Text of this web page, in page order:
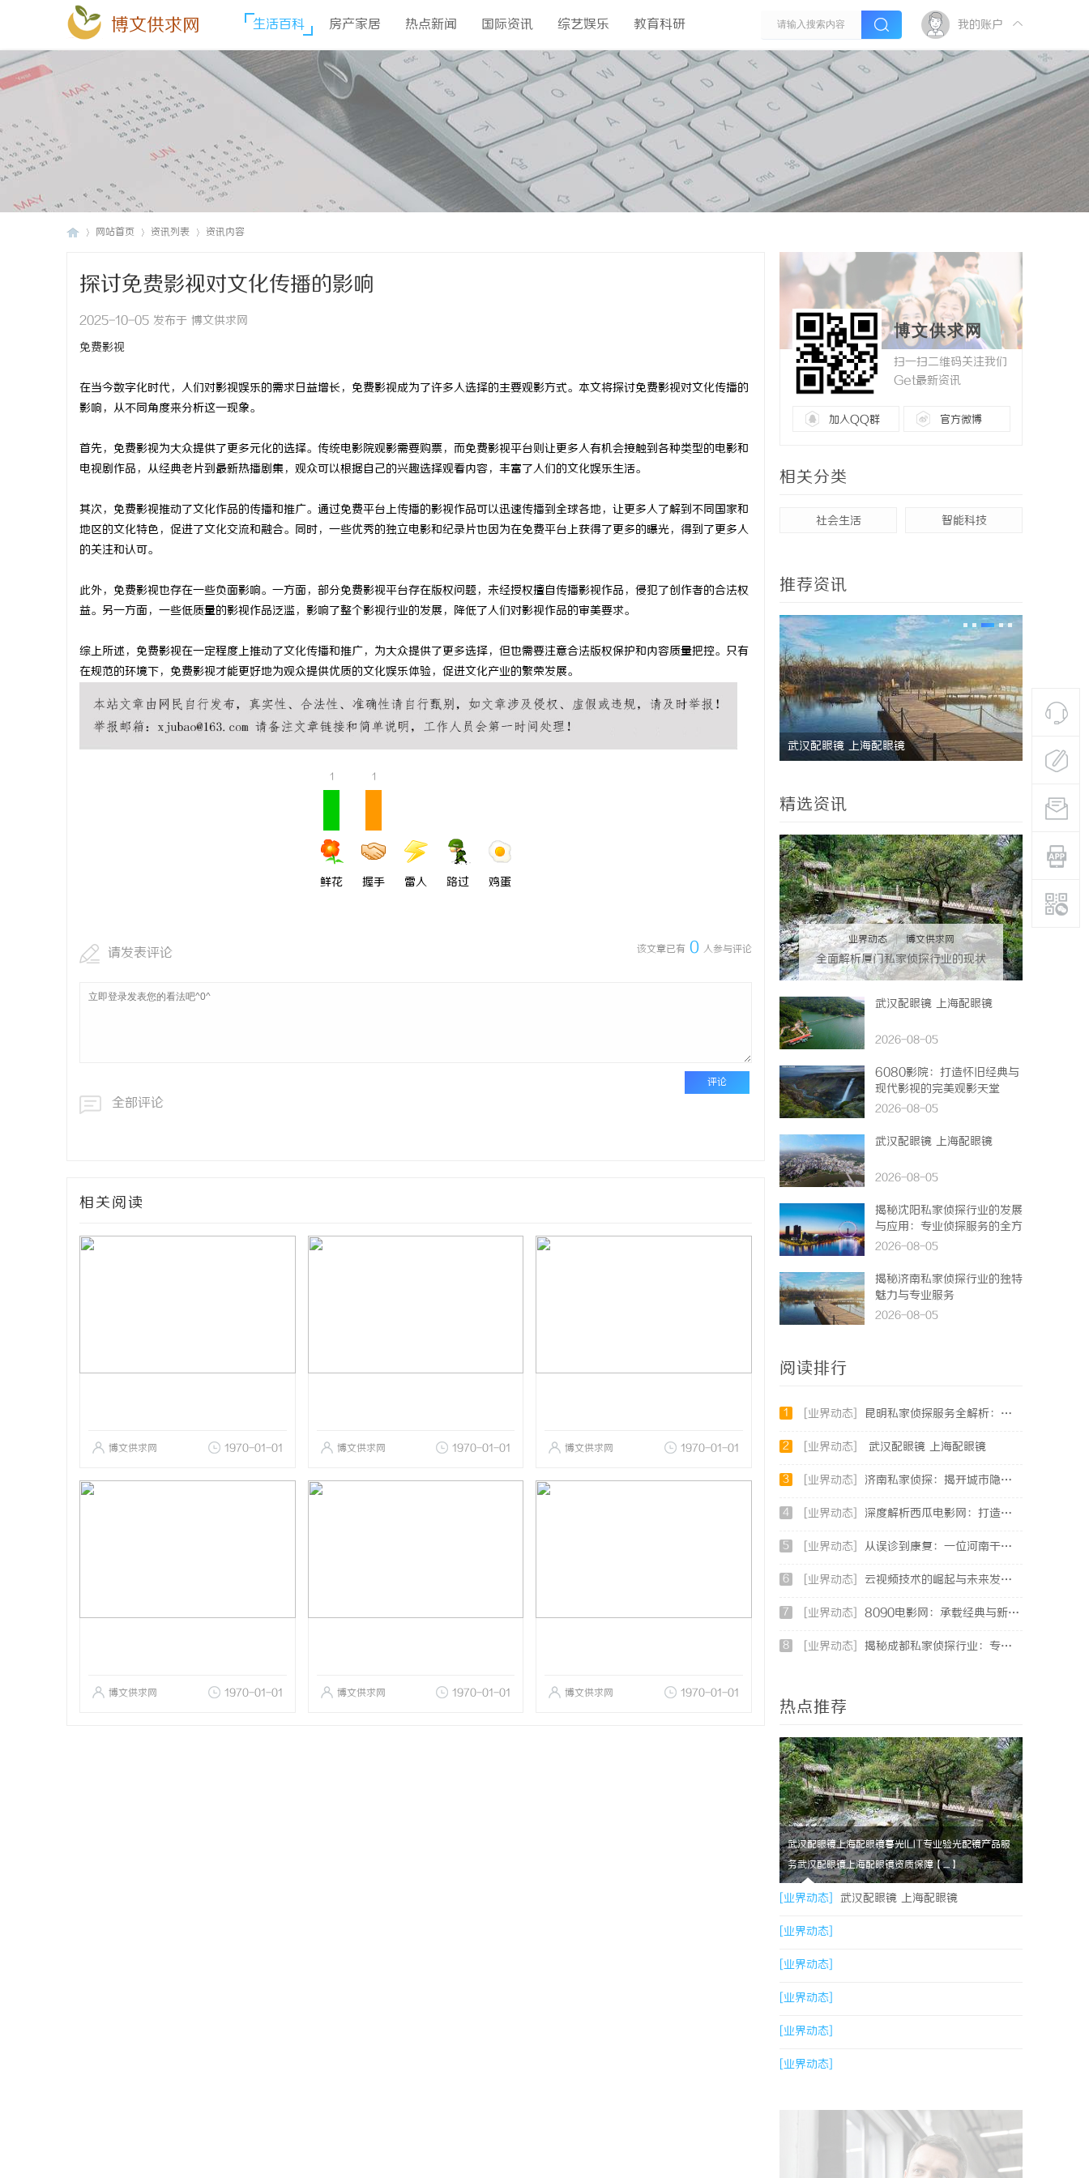
博文供求网 生活百科 房产家居 热点新闻 国际资讯 综艺娱乐 教育科研 我的账户
网站首页 资讯列表 资讯内容
探讨免费影视对文化传播的影响
2025-10-05 发布于 博文供求网
免费影视
在当今数字化时代，人们对影视娱乐的需求日益增长，免费影视成为了许多人选择的主要观影方式。本文将探讨免费影视对文化传播的
影响，从不同角度来分析这一现象。
首先，免费影视为大众提供了更多元化的选择。传统电影院观影需要购票，而免费影视平台则让更多人有机会接触到各种类型的电影和
电视剧作品，从经典老片到最新热播剧集，观众可以根据自己的兴趣选择观看内容，丰富了人们的文化娱乐生活。
其次，免费影视推动了文化作品的传播和推广。通过免费平台上传播的影视作品可以迅速传播到全球各地，让更多人了解到不同国家和
地区的文化特色，促进了文化交流和融合。同时，一些优秀的独立电影和纪录片也因为在免费平台上获得了更多的曝光，得到了更多人
的关注和认可。
此外，免费影视也存在一些负面影响。一方面，部分免费影视平台存在版权问题，未经授权擅自传播影视作品，侵犯了创作者的合法权
益。另一方面，一些低质量的影视作品泛滥，影响了整个影视行业的发展，降低了人们对影视作品的审美要求。
综上所述，免费影视在一定程度上推动了文化传播和推广，为大众提供了更多选择，但也需要注意合法版权保护和内容质量把控。只有
在规范的环境下，免费影视才能更好地为观众提供优质的文化娱乐体验，促进文化产业的繁荣发展。
1
鲜花
1
握手 雷人 路过 鸡蛋
该文章已有 0 人参与评论
请发表评论
评论
全部评论
相关阅读
博文供求网 1970-01-01 博文供求网 1970-01-01 博文供求网 1970-01-01
博文供求网 1970-01-01 博文供求网 1970-01-01 博文供求网 1970-01-01
博文供求网
扫一扫二维码关注我们
Get最新资讯
加入QQ群 官方微博
相关分类
社会生活 智能科技
推荐资讯
武汉配眼镜 上海配眼镜 决胜高端博弈：北京知识产权律师在疑难复杂 武汉配眼镜 上海配眼镜 揭秘昆明
分析
精选资讯
业界动态 | 博文供求网
全面解析厦门私家侦探行业的现状
与发展趋势
武汉配眼镜 上海配眼镜
2026-08-05
6080影院：打造怀旧经典与
现代影视的完美观影天堂
2026-08-05
武汉配眼镜 上海配眼镜
2026-08-05
揭秘沈阳私家侦探行业的发展
与应用：专业侦探服务的全方
位解析
2026-08-05
揭秘济南私家侦探行业的独特
魅力与专业服务
2026-08-05
阅读排行
1 [业界动态] 昆明私家侦探服务全解析：专业侦查助您解决疑难问题
2 [业界动态] 武汉配眼镜 上海配眼镜
3 [业界动态] 济南私家侦探：揭开城市隐秘真相的幕后英雄
4 [业界动态] 深度解析西瓜电影网：打造优质影视平台的新典范
5 [业界动态] 从误诊到康复：一位河南干燥综合征患者的艰辛求医路
6 [业界动态] 云视频技术的崛起与未来发展趋势全面解析
7 [业界动态] 8090电影网：承载经典与新潮影视的最佳观影平台
8 [业界动态] 揭秘成都私家侦探行业：专业服务与法律边界详解
热点推荐
武汉配眼镜上海配眼镜暮光ILIT专业验光配镜产品服
务武汉配眼镜上海配眼镜资质保障【....】
[业界动态] 武汉配眼镜 上海配眼镜
[业界动态]
[业界动态]
[业界动态]
[业界动态]
[业界动态]